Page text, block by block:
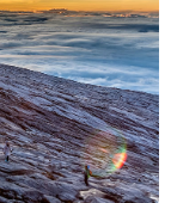
朝聖12日
世界的盡頭
天空
查看更多